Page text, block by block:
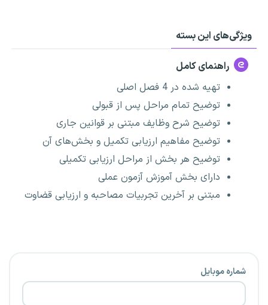
ویژگی‌های این بسته
راهنمای کامل
تهیه شده در 4 فصل اصلی
توضیح تمام مراحل پس از قبولی
توضیح شرح وظایف مبتنی بر قوانین جاری
توضیح مفاهیم ارزیابی تکمیل و بخش‌های آن
توضیح هر بخش از مراحل ارزیابی تکمیلی
دارای بخش آموزش آزمون عملی
مبتنی بر آخرین تجربیات مصاحبه و ارزیابی قضاوت
شماره موبایل